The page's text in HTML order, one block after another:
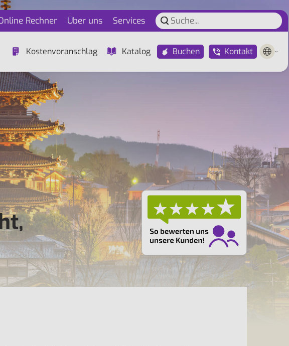
Rechner Über uns Services
Kostenvoranschlag Katalog Buchen Kontakt